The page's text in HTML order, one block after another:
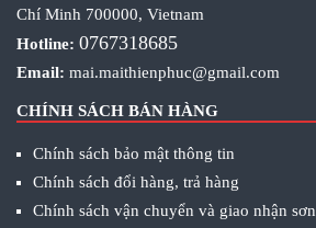
Chí Minh 700000, Vietnam
Hotline: 0767318685
Email: mai.maithienphuc@gmail.com
CHÍNH SÁCH BÁN HÀNG
Chính sách bảo mật thông tin
Chính sách đổi hàng, trả hàng
Chính sách vận chuyển và giao nhận sơn